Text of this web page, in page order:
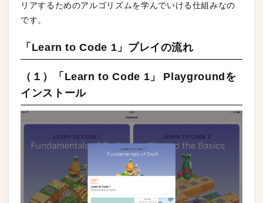
リアするためのアルゴリズムを学んでいける仕組みなの
です。
「Learn to Code 1」プレイの流れ
（１）「Learn to Code 1」 Playgroundを
インストール